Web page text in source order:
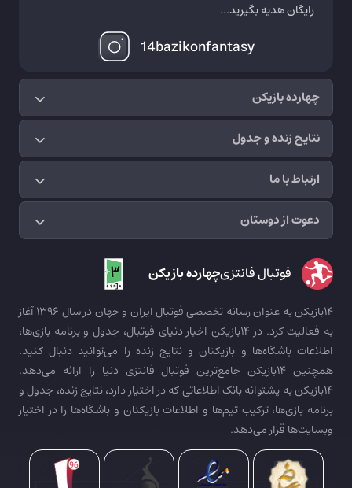
چهارده بازیکن
نتایج زنده و جدول
ارتباط با ما
دعوت از دوستان
رایگان هدیه بگیرید...
14bazikonfantasy
فوتبال فانتزیچهارده بازیکن
14بازیکن به عنوان رسانه تخصصی فوتبال ایران و جهان در سال 1396 آغاز
به فعالیت کرد. در 14بازیکن اخبار دنیای فوتبال، جدول و برنامه بازی‌ها،
اطلاعات باشگاه‌ها و بازیکنان و نتایج زنده را می‌توانید دنبال کنید.
همچنین 14بازیکن جامع‌ترین فوتبال فانتزی دنیا را ارائه می‌دهد.
14بازیکن به پشتوانه بانک اطلاعاتی که در اختیار دارد، نتایج زنده، جدول و
برنامه بازی‌ها، ترکیب تیم‌ها و اطلاعات بازیکنان و باشگاه‌ها را در اختیار
وبسایت‌ها قرار می‌دهد.